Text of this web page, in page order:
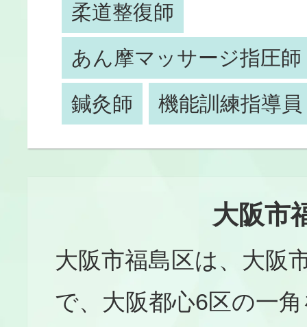
柔道整復師
あん摩マッサージ指圧師
鍼灸師 機能訓練指導員
大阪市
大阪市福島区は、大阪
で、大阪都心6区の一